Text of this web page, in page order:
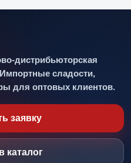
дистрибьюторская
сладости,
для оптовых клиентов.
заявку
каталог